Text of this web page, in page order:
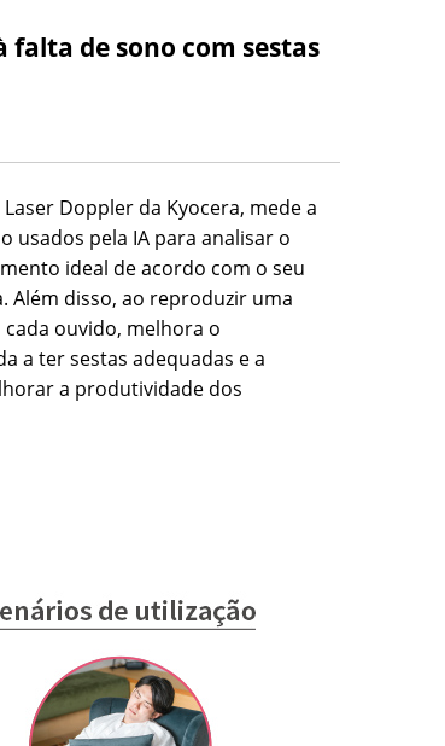
falta de sono com sestas
Doppler da Kyocera, mede a
usados pela IA para analisar o
ideal de acordo com o seu
Além disso, ao reproduzir uma
ouvido, melhora o
a ter sestas adequadas e a
a produtividade dos